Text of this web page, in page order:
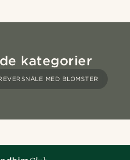
kategorier
MED BLOMSTER